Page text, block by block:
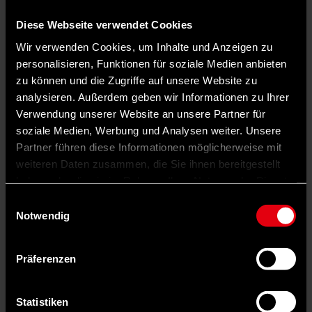
Diese Webseite verwendet Cookies
Wir verwenden Cookies, um Inhalte und Anzeigen zu
personalisieren, Funktionen für soziale Medien anbieten
zu können und die Zugriffe auf unsere Website zu
analysieren. Außerdem geben wir Informationen zu Ihrer
Verwendung unserer Website an unsere Partner für
soziale Medien, Werbung und Analysen weiter. Unsere
Partner führen diese Informationen möglicherweise mit
weiteren Daten zusammen, die Sie ihnen bereitgestellt
Notwendig
Präferenzen
Statistiken
Teilen
Mit Fischdosen wirbt der gelernte Hafenarbeiter Uwe Schmidt aus
Bremerhaven um Stimmen.